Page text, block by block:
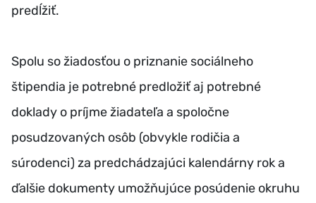
predĺžiť.
Spolu so žiadosťou o priznanie sociálneho
štipendia je potrebné predložiť aj potrebné
doklady o príjme žiadateľa a spoločne
posudzovaných osôb (obvykle rodičia a
súrodenci) za predchádzajúci kalendárny rok a
ďalšie dokumenty umožňujúce posúdenie okruhu